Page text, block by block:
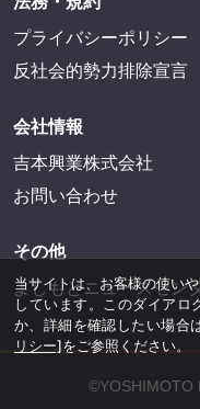
プライバシーポリシー
反社会的勢力排除宣言
会社情報
吉本興業株式会社
お問い合わせ
その他
よしもとニュースセン
©YOSHIMOTO
当サイトは、お客様の使い
しています。このダイアロ
か、詳細を確認したい場合は
リシー]をご参照ください。